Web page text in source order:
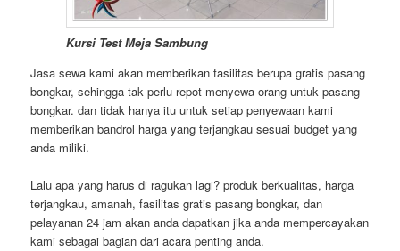
Kursi Test Meja Sambung
Jasa sewa kami akan memberikan fasilitas berupa gratis pasang
bongkar, sehingga tak perlu repot menyewa orang untuk pasang
bongkar. dan tidak hanya itu untuk setiap penyewaan kami
memberikan bandrol harga yang terjangkau sesuai budget yang
anda miliki.
Lalu apa yang harus di ragukan lagi? produk berkualitas, harga
terjangkau, amanah, fasilitas gratis pasang bongkar, dan
pelayanan 24 jam akan anda dapatkan jika anda mempercayakan
kami sebagai bagian dari acara penting anda.